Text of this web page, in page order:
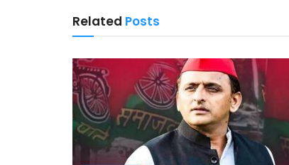
Related Posts